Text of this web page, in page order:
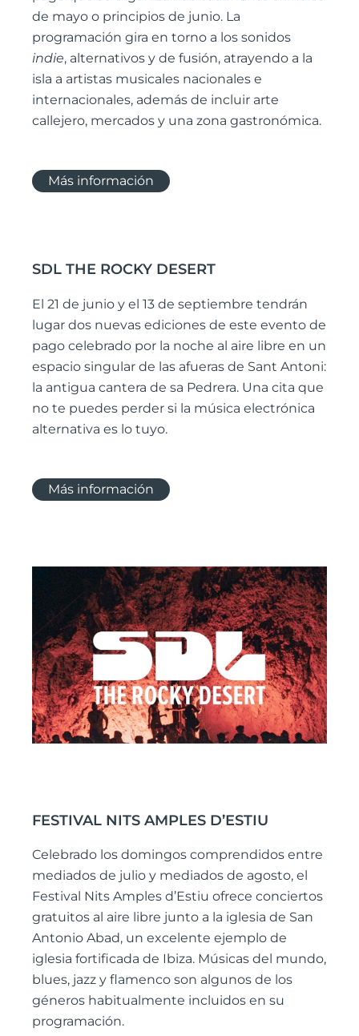
de mayo o principios de junio. La
programación gira en torno a los sonidos
indie, alternativos y de fusión, atrayendo a la
isla a artistas musicales nacionales e
internacionales, además de incluir arte
callejero, mercados y una zona gastronómica.
Más información
SDL THE ROCKY DESERT
El 21 de junio y el 13 de septiembre tendrán
lugar dos nuevas ediciones de este evento de
pago celebrado por la noche al aire libre en un
espacio singular de las afueras de Sant Antoni:
la antigua cantera de sa Pedrera. Una cita que
no te puedes perder si la música electrónica
alternativa es lo tuyo.
Más información
FESTIVAL NITS AMPLES D’ESTIU
Celebrado los domingos comprendidos entre
mediados de julio y mediados de agosto, el
Festival Nits Amples d’Estiu ofrece conciertos
gratuitos al aire libre junto a la iglesia de San
Antonio Abad, un excelente ejemplo de
iglesia fortificada de Ibiza. Músicas del mundo,
blues, jazz y flamenco son algunos de los
géneros habitualmente incluidos en su
programación.